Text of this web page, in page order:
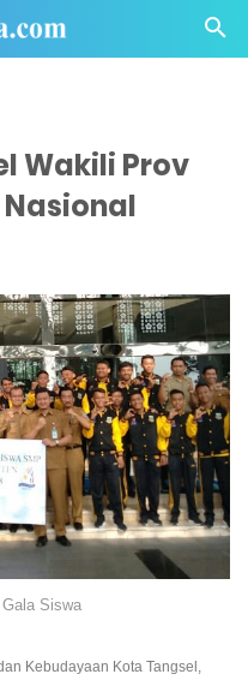
Wakili Prov
Siswa
Kebudayaan Kota Tangsel,